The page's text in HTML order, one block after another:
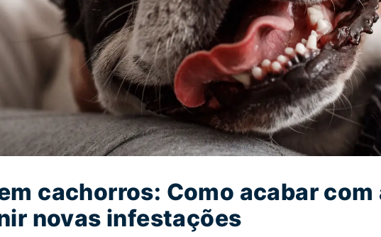
cachorros: Como acabar com
novas infestações